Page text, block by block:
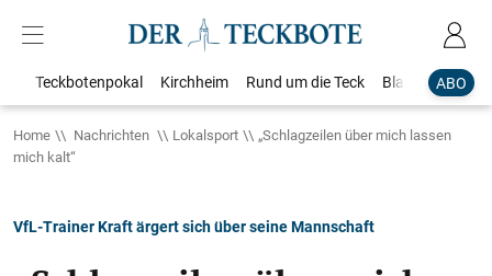
ABO
Teckbotenpokal Kirchheim Rund um die Teck Blaulicht
Home Nachrichten Lokalsport
„Schlagzeilen über mich lassen
mich kalt“
VfL-Trainer Kraft ärgert sich über seine Mannschaft